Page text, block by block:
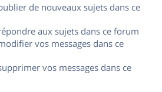
de nouveaux sujets dans ce
aux sujets dans ce forum
vos messages dans ce
vos messages dans ce